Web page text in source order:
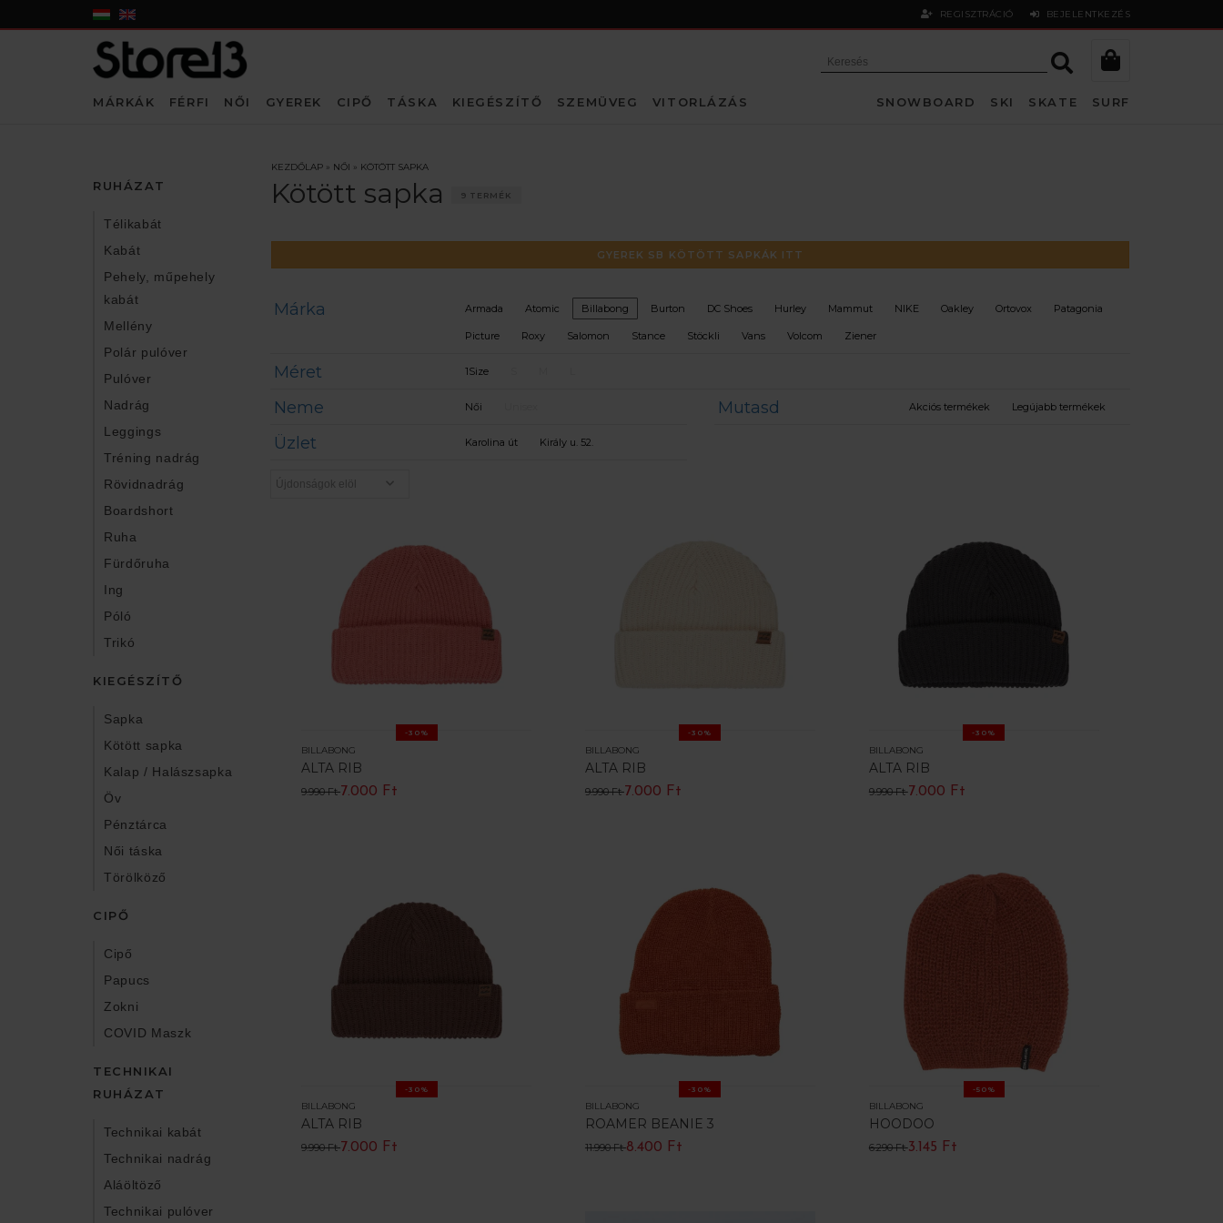
REGISZTRÁCIÓ BEJELENTKEZÉS
MÁRKÁK FÉRFI NŐI GYEREK CIPŐ TÁSKA KIEGÉSZÍTŐ SZEMÜVEG VITORLÁZÁS SNOWBOARD SKI SKATE SURF
RUHÁZAT
Télikabát
Kabát
Pehely, műpehely
kabát
Mellény
Polár pulóver
Pulóver
Nadrág
Leggings
Tréning nadrág
Rövidnadrág
Boardshort
Ruha
Fürdőruha
Ing
Póló
Trikó
KIEGÉSZÍTŐ
Sapka
Kötött sapka
Kalap / Halászsapka
Öv
Pénztárca
Női táska
Törölköző
CIPŐ
Cipő
Papucs
Zokni
COVID Maszk
TECHNIKAI
RUHÁZAT
Technikai kabát
Technikai nadrág
Aláöltöző
Technikai pulóver
KEZDŐLAP » NŐI » KÖTÖTT SAPKA
Kötött sapka 9 TERMÉK
GYEREK SB KÖTÖTT SAPKÁK ITT
Márka Armada Atomic Billabong Burton DC Shoes Hurley Mammut NIKE Oakley Ortovox Patagonia
Picture Roxy Salomon Stance Stöckli Vans Volcom Ziener
Méret 1Size
Neme Női Mutasd Akciós termékek Legújabb termékek
Üzlet Karolina út Király u. 52.
-30%
BILLABONG
ALTA RIB
9.990 Ft7.000 Ft
-30%
BILLABONG
ALTA RIB
9.990 Ft7.000 Ft
-30%
BILLABONG
ALTA RIB
9.990 Ft7.000 Ft
-30%
BILLABONG
ALTA RIB
9.990 Ft7.000 Ft
-30%
BILLABONG
ROAMER BEANIE 3
11.990 Ft8.400 Ft
-50%
BILLABONG
HOODOO
6.290 Ft3.145 Ft